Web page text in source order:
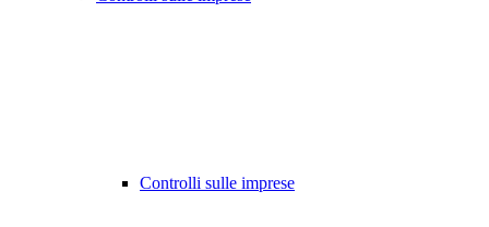
Controlli sulle imprese